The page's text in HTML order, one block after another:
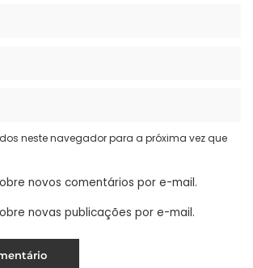
neste navegador para a próxima vez que
novos comentários por e-mail.
novas publicações por e-mail.